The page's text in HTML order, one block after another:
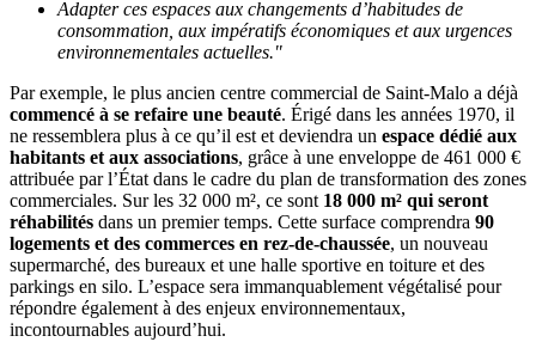
Adapter ces espaces aux changements d’habitudes de
consommation, aux impératifs économiques et aux urgences
environnementales actuelles."
Par exemple, le plus ancien centre commercial de Saint-Malo a déjà
commencé à se refaire une beauté. Érigé dans les années 1970, il
ne ressemblera plus à ce qu’il est et deviendra un espace dédié aux
habitants et aux associations, grâce à une enveloppe de 461 000 €
attribuée par l’État dans le cadre du plan de transformation des zones
commerciales. Sur les 32 000 m², ce sont 18 000 m² qui seront
réhabilités dans un premier temps. Cette surface comprendra 90
logements et des commerces en rez-de-chaussée, un nouveau
supermarché, des bureaux et une halle sportive en toiture et des
parkings en silo. L’espace sera immanquablement végétalisé pour
répondre également à des enjeux environnementaux,
incontournables aujourd’hui.